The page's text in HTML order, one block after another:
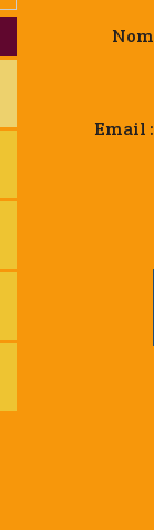
Nom
Email :